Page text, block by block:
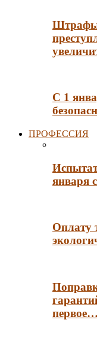
Штрафы
С 1
ПРОФЕССИЯ
января
Оплату
первое…